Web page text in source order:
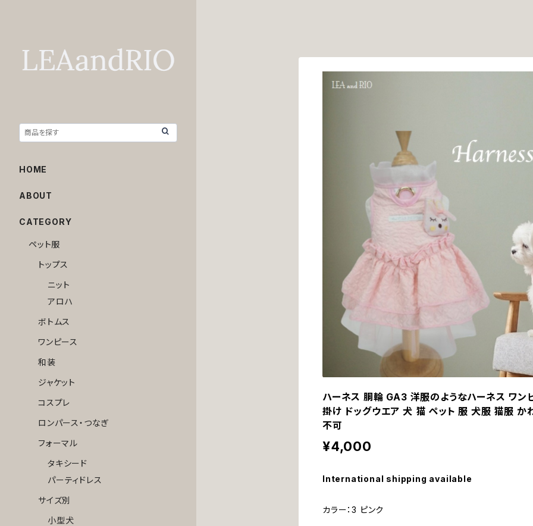
ハーネス 胴輪 GA3 洋服のようなハーネス ワン
掛け ドッグウエア 犬 猫 ペット 服 犬服 猫服
不可
¥4,000
International shipping available
カラー：3 ピンク
HOME
ABOUT
CATEGORY
ペット服
トップス
ニット
アロハ
ボトムス
ワンピース
和装
ジャケット
コスプレ
ロンパース・つなぎ
フォーマル
タキシード
パーティドレス
サイズ別
小型犬